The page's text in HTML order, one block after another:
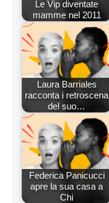
Le Vip diventate
mamme nel 2011
Laura Barriales
racconta i retroscena
del suo…
Federica Panicucci
apre la sua casa a
Chi